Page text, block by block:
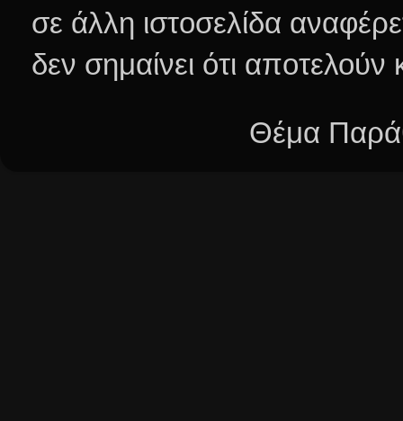
σε άλλη ιστοσελίδα
δεν σημαίνει ότι
Θέμα